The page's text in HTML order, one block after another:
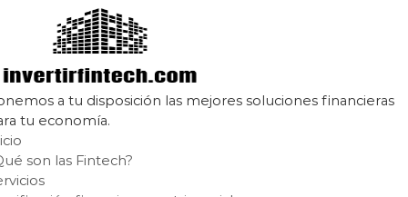
Saltar al contenido
a tu disposición las mejores soluciones financieras
tu economía.
son las Fintech?